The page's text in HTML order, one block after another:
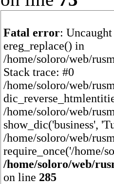
Fatal error:
ereg_replace() in
/home/soloro/web/
Stack trace: #0
/home/soloro/web/
/home/soloro/web/
show_dic('business',
/home/soloro/web/
require_once('/home/
/home/soloro/web/
on line 285